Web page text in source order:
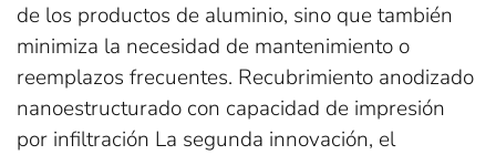
de los productos de aluminio, sino que también
minimiza la necesidad de mantenimiento o
reemplazos frecuentes. Recubrimiento anodizado
nanoestructurado con capacidad de impresión
por infiltración La segunda innovación, el